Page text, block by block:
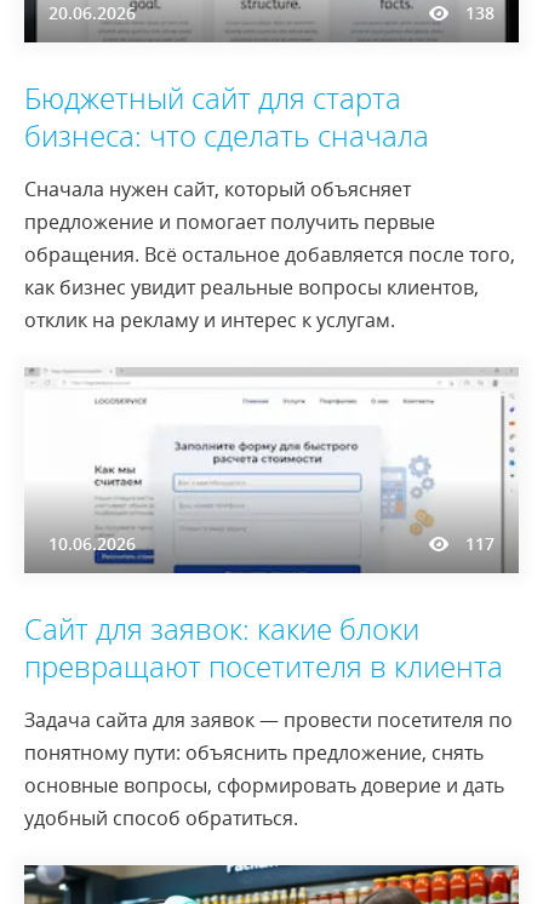
20.06.2026 138
Бюджетный сайт для старта
бизнеса: что сделать сначала
Сначала нужен сайт, который объясняет
предложение и помогает получить первые
обращения. Всё остальное добавляется после того,
как бизнес увидит реальные вопросы клиентов,
отклик на рекламу и интерес к услугам.
10.06.2026 117
Сайт для заявок: какие блоки
превращают посетителя в клиента
Задача сайта для заявок — провести посетителя по
понятному пути: объяснить предложение, снять
основные вопросы, сформировать доверие и дать
удобный способ обратиться.